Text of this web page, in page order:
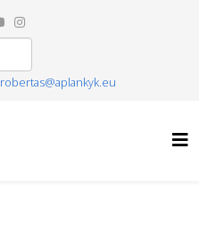
robertas@aplankyk.eu